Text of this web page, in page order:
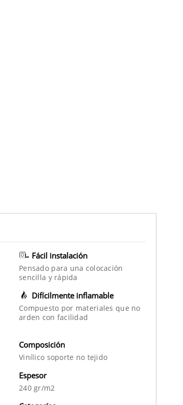
Fácil instalación
Pensado para una colocación
sencilla y rápida
Difícilmente inflamable
Compuesto por materiales que no
arden con facilidad
Composición
Vinílico soporte no tejido
Espesor
240 gr/m2